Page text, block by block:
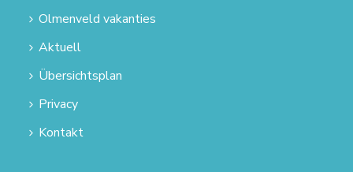
Olmenveld vakanties
Aktuell
Übersichtsplan
Privacy
Kontakt